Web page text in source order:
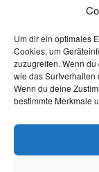
Um dir ein optimales
Cookies, um
zuzugreifen. Wenn
wie das Surfverhalten
Wenn du deine
bestimmte Merkmale
(c) Thomas
Stefan Abermann
(c) Robert
Maybach
(c)